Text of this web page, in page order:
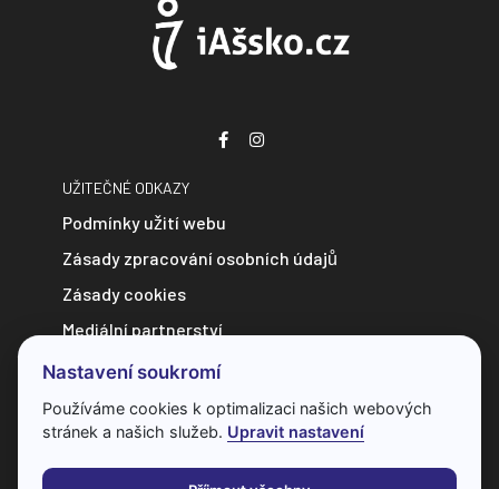
UŽITEČNÉ ODKAZY
Podmínky užití webu
Zásady zpracování osobních údajů
Zásady cookies
Mediální partnerství
Zpravodajství do e-mailu
Kontakt
předchozí dohody s provozovatelem ho nelze jakkoliv
Nastavení soukromí
Používáme cookies k optimalizaci našich webových
stránek a našich služeb. Upravit nastavení